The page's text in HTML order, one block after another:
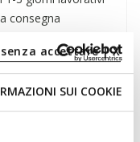
SUI COOKIE
accettare | X
consegna
comfort e
Realizzata in pelle
variante